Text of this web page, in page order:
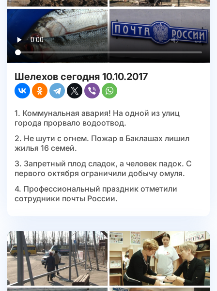
Шелехов сегодня 10.10.2017
1. Коммунальная авария! На одной из улиц
города прорвало водоотвод.
2. Не шути с огнем. Пожар в Баклашах лишил
жилья 16 семей.
3. Запретный плод сладок, а человек падок. С
первого октября ограничили добычу омуля.
4. Профессиональный праздник отметили
сотрудники почты России.